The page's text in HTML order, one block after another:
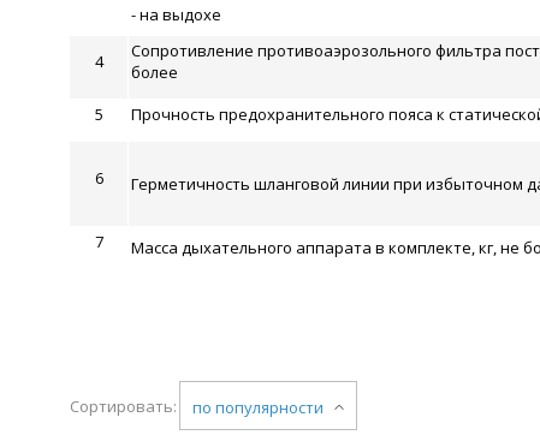
- на выдохе
4
Сопротивление противоаэрозольного фильтра
более
5 Прочность предохранительного пояса к
6 Герметичность шланговой линии при избыточном
7
Масса дыхательного аппарата в комплекте, кг, не
Сортировать: по популярности